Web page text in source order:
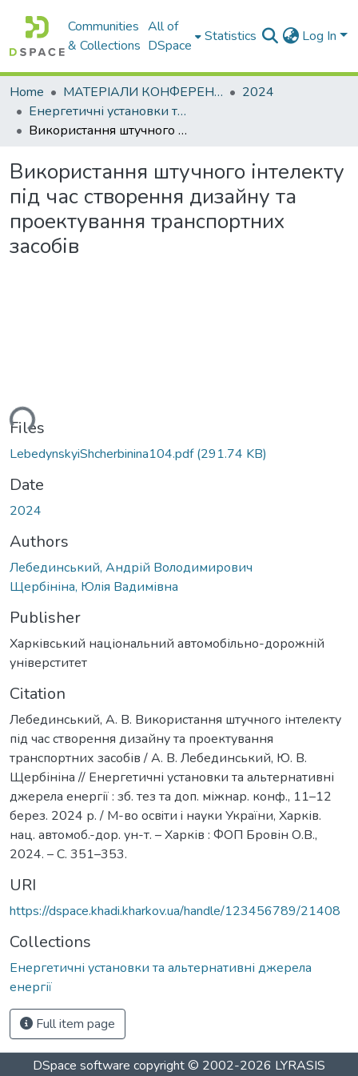
Communities
& Collections
All of
DSpace
Statistics Log In
Home МАТЕРІАЛИ КОНФЕРЕНЦІЙ
2024
Енергетичні установки та альтернативні джерела енергії
Використання штучного інтелекту під час створення дизайну та проектування транспортних засобів
Використання штучного інтелекту
під час створення дизайну та
проектування транспортних
засобів
Files
LebedynskyiShcherbinina104.pdf(291.74 KB)
Date
2024
Authors
Лебединський, Андрій Володимирович
Щербініна, Юлія Вадимівна
Publisher
Харківський національний автомобільно-дорожній
універститет
Citation
Лебединський, А. В. Використання штучного інтелекту
під час створення дизайну та проектування
транспортних засобів / А. В. Лебединський, Ю. В.
Щербініна // Енергетичні установки та альтернативні
джерела енергії : зб. тез та доп. міжнар. конф., 11–12
берез. 2024 р. / М-во освiти i науки України, Харків.
нац. автомоб.-дор. ун-т. – Харків : ФОП Бровін О.В.,
2024. – С. 351–353.
URI
https://dspace.khadi.kharkov.ua/handle/123456789/21408
Collections
Енергетичні установки та альтернативні джерела
енергії
Full item page
DSpace software copyright © 2002-2026 LYRASIS